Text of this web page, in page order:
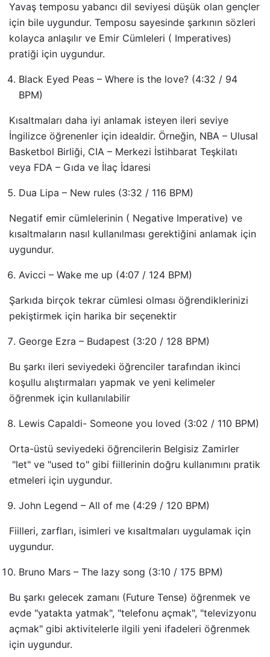
Yavaş temposu yabancı dil seviyesi düşük olan gençler
için bile uygundur. Temposu sayesinde şarkının sözleri
kolayca anlaşılır ve Emir Cümleleri ( Imperatives)
pratiği için uygundur.
Black Eyed Peas – Where is the love? (4:32 / 94
BPM)
Kısaltmaları daha iyi anlamak isteyen ileri seviye
İngilizce öğrenenler için idealdir. Örneğin, NBA – Ulusal
Basketbol Birliği, CIA – Merkezi İstihbarat Teşkilatı
veya FDA – Gıda ve İlaç İdaresi
Dua Lipa – New rules (3:32 / 116 BPM)
Negatif emir cümlelerinin ( Negative Imperative) ve
kısaltmaların nasıl kullanılması gerektiğini anlamak için
uygundur.
Avicci – Wake me up (4:07 / 124 BPM)
Şarkıda birçok tekrar cümlesi olması öğrendiklerinizi
pekiştirmek için harika bir seçenektir
George Ezra – Budapest (3:20 / 128 BPM)
Bu şarkı ileri seviyedeki öğrenciler tarafından ikinci
koşullu alıştırmaları yapmak ve yeni kelimeler
öğrenmek için kullanılabilir
Lewis Capaldi- Someone you loved (3:02 / 110 BPM)
Orta-üstü seviyedeki öğrencilerin Belgisiz Zamirler
"let" ve "used to" gibi fiillerinin doğru kullanımını pratik
etmeleri için uygundur.
John Legend – All of me (4:29 / 120 BPM)
Fiilleri, zarfları, isimleri ve kısaltmaları uygulamak için
uygundur.
Bruno Mars – The lazy song (3:10 / 175 BPM)
Bu şarkı gelecek zamanı (Future Tense) öğrenmek ve
evde "yatakta yatmak", "telefonu açmak", "televizyonu
açmak" gibi aktivitelerle ilgili yeni ifadeleri öğrenmek
için uygundur.